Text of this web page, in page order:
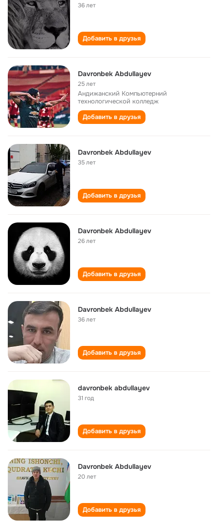
36 лет
Добавить в друзья
Davronbek Abdullayev
25 лет
Андижанский Компьютерний
технологической колледж
Добавить в друзья
Davronbek Abdullayev
35 лет
Добавить в друзья
Davronbek Abdullayev
26 лет
Добавить в друзья
Davronbek Abdullayev
36 лет
Добавить в друзья
davronbek abdullayev
31 год
Добавить в друзья
Davronbek Abdullayev
20 лет
Добавить в друзья